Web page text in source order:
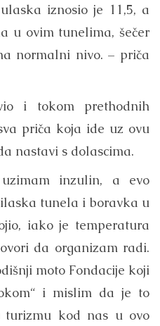
iznosio je 11,5, a
u ovim tunelima, šečer
normalni nivo. – priča
i tokom prethodnih
priča koja ide uz ovu
nastavi s dolascima.
inzulin, a evo
tunela i boravka u
iako je temperatura
da organizam radi.
moto Fondacije koji
i mislim da je to
kod nas u ovo